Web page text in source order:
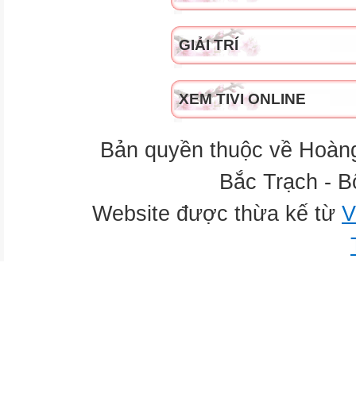
GIẢI TRÍ
XEM TIVI ONLINE
Bản quyền thuộc về
Bắc Trạch -
Website được thừa kế từ